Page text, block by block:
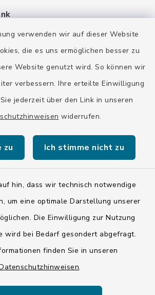
verwenden wir auf dieser Website
die es uns ermöglichen besser zu
Website genutzt wird. So können wir
verbessern. Ihre erteilte Einwilligung
jederzeit über den Link in unseren
widerrufen.
zu Ich stimme nicht zu
hin, dass wir technisch notwendige
um eine optimale Darstellung unserer
Die Einwilligung zur Nutzung
wird bei Bedarf gesondert abgefragt.
finden Sie in unseren
.
Kontakt
Barrierefreiheit
Impressum
ISIS 12
Sitemap
Einstellungen